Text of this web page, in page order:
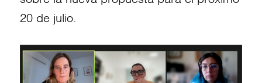
20 de julio.